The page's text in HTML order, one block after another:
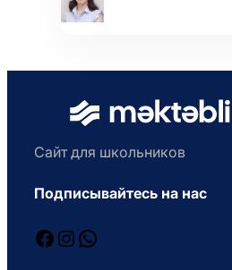
Сайт для школьников
Подписывайтесь на нас
Facebook
Instagram
WhatsApp